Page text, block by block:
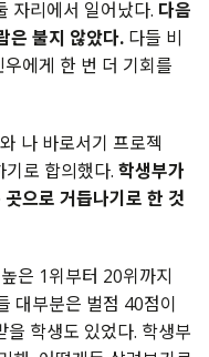
자리에서 일어났다. 다음
은 불지 않았다. 다들 비
에게 한 번 더 기회를
나 바로서기 프로젝
기로 합의했다. 학생부가
으로 거듭나기로 한 것
은 1위부터 20위까지
대부분은 벌점 40점이
학생도 있었다. 학생부